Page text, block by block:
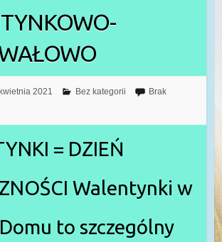
2021 Bez kategorii
Brak
= DZIEŃ
Walentynki w
to szczególny